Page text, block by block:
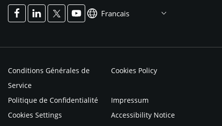
Francais
Conditions Générales de
Service
Cookies Policy
Politique de Confidentialité
Impressum
Cookies Settings
Accessibility Notice